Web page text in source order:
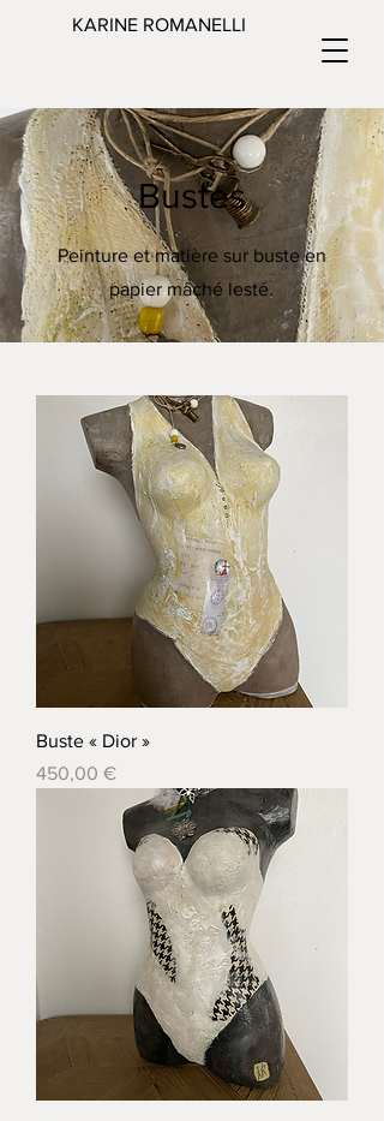
KARINE ROMANELLI
Bustes
Peinture et matière sur buste en
papier mâché lesté.
Buste « Dior »
Prix
450,00 €